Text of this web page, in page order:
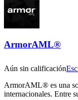
ArmorAML®
Aún sin calificación
ArmorAML® es una
internacionales. Entre